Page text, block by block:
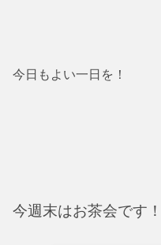
今日もよい一日を！
今週末はお茶会です